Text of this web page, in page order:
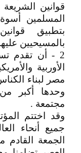
قوانين
المسلمين
بتطبيق
بالمسيحيين
2 - أن تقدم
الأوربية
مصر لبناء
وحدها أكبر
مجتمعة .
وقد اختتم
جميع أنحاء
الجمعة